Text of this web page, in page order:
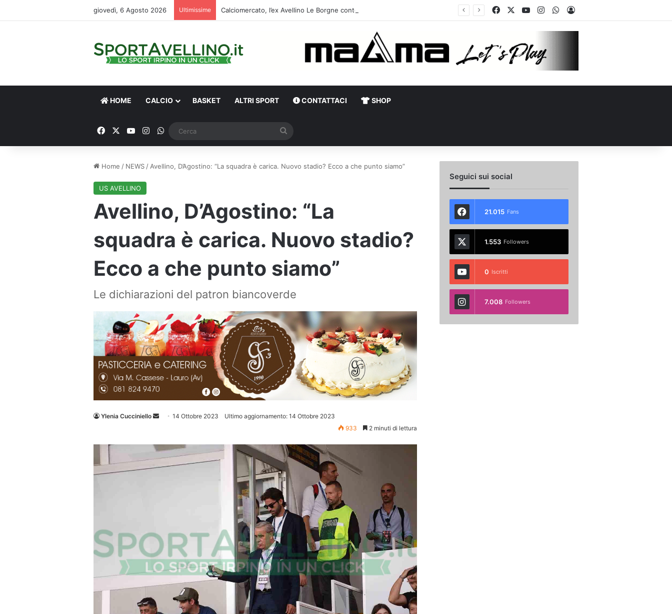
giovedì, 6 Agosto 2026 Ultimissime FacebookYou TubeInstagramWhatsApp
Accedi
HOME CALCIO BASKET ALTRI SPORT CONTATTACI SHOP
FacebookYou TubeInstagram
WhatsApp
Home / NEWS / Avellino, D’Agostino: “La squadra è carica. Nuovo stadio? Ecco a che punto siamo”
US AVELLINO
Avellino, D’Agostino: “La
squadra è carica. Nuovo stadio?
Ecco a che punto siamo”
Le dichiarazioni del patron biancoverde
Ylenia Cucciniello
Invia 14 Ottobre 2023
Ultimo aggiornamento: 14 Ottobre 2023
933
2 minuti di lettura
Seguici sui social
21.015 Fans
1.553 Followers
0 Iscritti
7.008 Followers